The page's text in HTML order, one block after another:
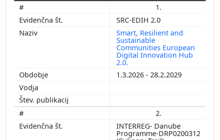
1.
SRC-EDIH 2.0
Smart, Resilient and
Sustainable
Communities European
Digital Innovation Hub
2.0.
1.3.2026 - 28.2.2029
2.
INTERREG- Danube
Programme-DRP0200312